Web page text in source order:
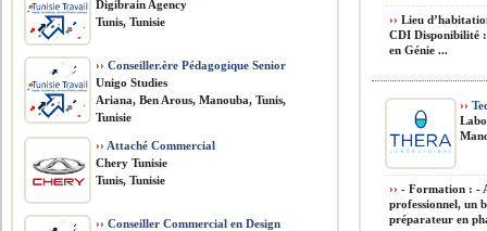
›› Lieu
CDI Disponibilité
en Génie ...
››
›› - Formation : -
professionnel, un
préparateur en
Digibrain Agency
Tunis, Tunisie
›› Conseiller.ère Pédagogique Senior
Unigo Studies
Ariana, Ben Arous, Manouba, Tunis,
Tunisie
›› Attaché Commercial
Chery Tunisie
Tunis, Tunisie
›› Conseiller Commercial en Design